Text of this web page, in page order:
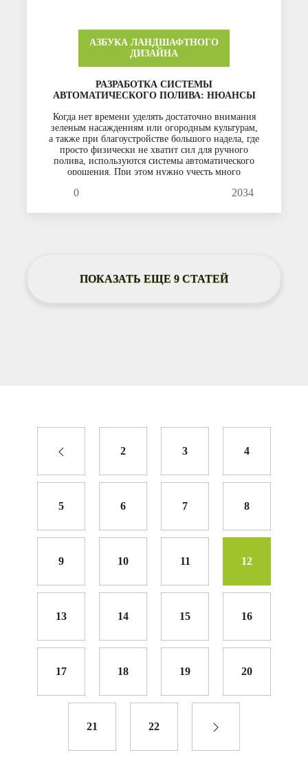
АЗБУКА ЛАНДШАФТНОГО
ДИЗАЙНА
РАЗРАБОТКА СИСТЕМЫ
АВТОМАТИЧЕСКОГО ПОЛИВА: НЮАНСЫ
Когда нет времени уделять достаточно внимания
зеленым насаждениям или огородным культурам,
а также при благоустройстве большого надела, где
просто физически не хватит сил для ручного
полива, используются системы автоматического
орошения. При этом нужно учесть много
и огорода, цветники и газоны, а также определить
0 2034
ПОКАЗАТЬ ЕЩЕ 9 СТАТЕЙ
2 3 4
5 6 7 8
9 10 11 12
13 14 15 16
17 18 19 20
21 22